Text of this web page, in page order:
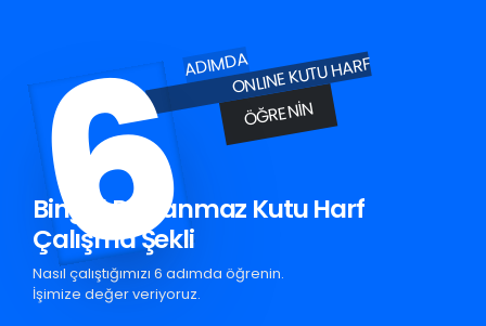
6ADIMDAONLINE KUTU HARF
ÖĞRENIN
Bingöl Paslanmaz Kutu Harf
Çalışma Şekli
Nasıl çalıştığımızı 6 adımda öğrenin.
İşimize değer veriyoruz.